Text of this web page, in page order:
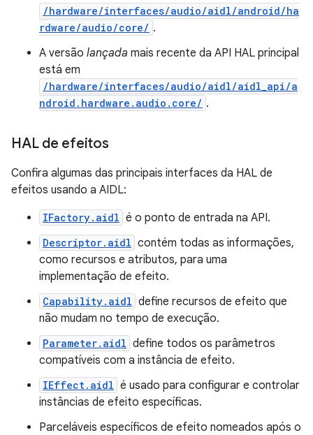
/hardware/interfaces/audio/aidl/android/ha
rdware/audio/core/ .
A versão lançada mais recente da API HAL principal
está em
/hardware/interfaces/audio/aidl/aidl_api/a
ndroid.hardware.audio.core/ .
HAL de efeitos
Confira algumas das principais interfaces da HAL de
efeitos usando a AIDL:
IFactory.aidl é o ponto de entrada na API.
Descriptor.aidl contém todas as informações,
como recursos e atributos, para uma
implementação de efeito.
Capability.aidl define recursos de efeito que
não mudam no tempo de execução.
Parameter.aidl define todos os parâmetros
compatíveis com a instância de efeito.
IEffect.aidl é usado para configurar e controlar
instâncias de efeito específicas.
Parceláveis específicos de efeito nomeados após o